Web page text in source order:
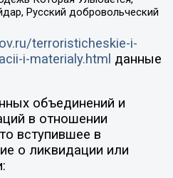
Русский добровольческий
terroristicheskie-i-
i-materialy.html данные
объединений и
в отношении
вступившее в
о ликвидации или